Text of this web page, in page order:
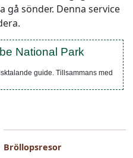
Bröllopsresor
gå sönder. Denna service
National Park
guide. Tillsammans med